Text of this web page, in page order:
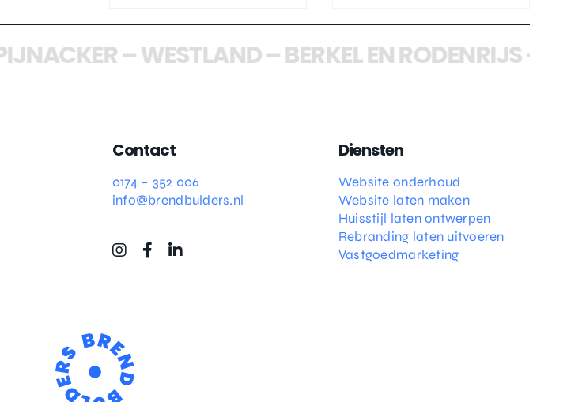
–WESTLAND–BERKEL EN RODENRIJS–
Contact
0174 – 352 006
info@brendbulders.nl
Diensten
Website onderhoud
Website laten maken
Huisstijl laten ontwerpen
Rebranding laten uitvoeren
Vastgoedmarketing